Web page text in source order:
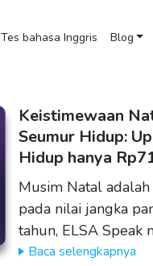
Tes bahasa Inggris Blog
Keistimewaan
Seumur Hidup:
Hidup hanya
Musim Natal
pada nilai jangka
tahun, ELSA Speak
Baca selengkapnya